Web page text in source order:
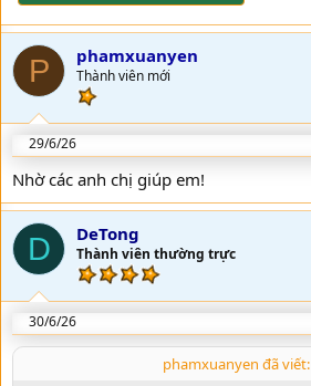
P phamxuanyen
Thành viên mới
29/6/26
Nhờ các anh chị giúp em!
D DeTong
Thành viên thường trực
30/6/26
phamxuanyen đã viết: